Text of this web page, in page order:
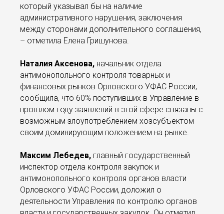
который указывал бы на наличие
административного нарушения, заключения
между сторонами дополнительного соглашения,
– отметила Елена Гришунова.
Наталия Аксенова, начальник отдела
антимонопольного контроля товарных и
финансовых рынков Орловского УФАС России,
сообщила, что 60% поступивших в Управление в
прошлом году заявлений в этой сфере связаны с
возможным злоупотреблением хозсубъектом
своим доминирующим положением на рынке.
Максим Лебедев, главный государственный
инспектор отдела контроля закупок и
антимонопольного контроля органов власти
Орловского УФАС России, доложил о
деятельности Управления по контролю органов